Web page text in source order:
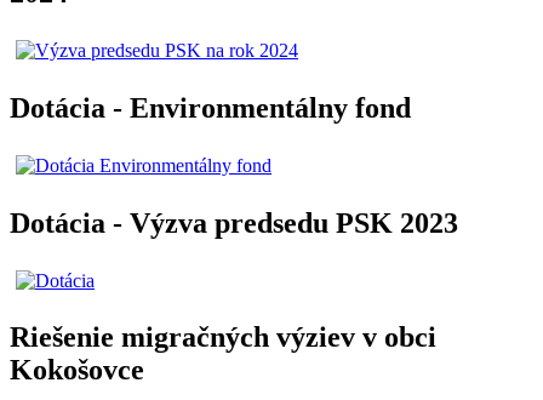
Dotácia - Environmentálny fond
Dotácia - Výzva predsedu PSK 2023
Riešenie migračných výziev v obci
Kokošovce